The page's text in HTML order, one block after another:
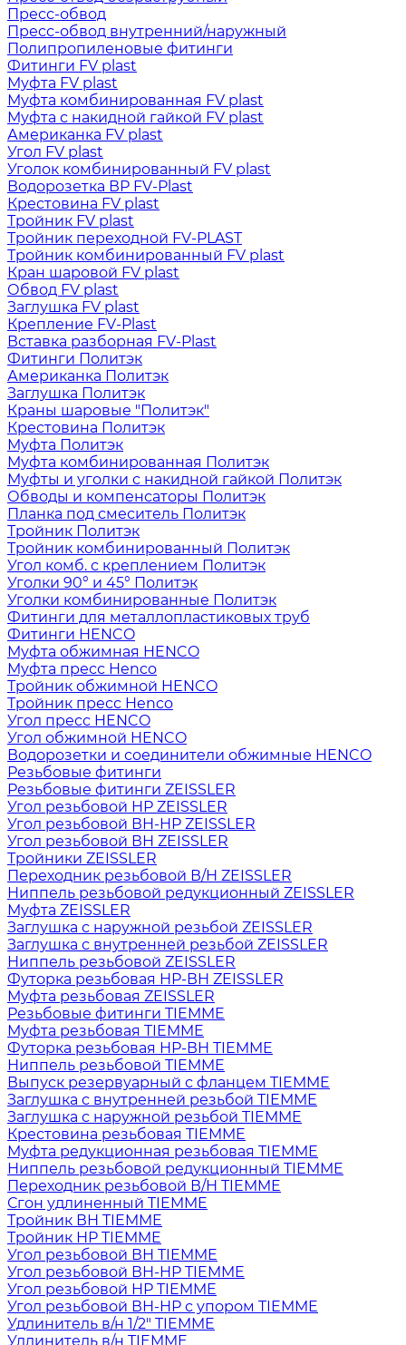
Пресс-обвод
Пресс-обвод внутренний/наружный
Полипропиленовые фитинги
Фитинги FV plast
Муфта FV plast
Муфта комбинированная FV plast
Муфта с накидной гайкой FV plast
Американка FV plast
Угол FV plast
Уголок комбинированный FV plast
Водорозетка ВР FV-Plast
Крестовина FV plast
Тройник FV plast
Тройник переходной FV-PLAST
Тройник комбинированный FV plast
Кран шаровой FV plast
Обвод FV plast
Заглушка FV plast
Крепление FV-Plast
Вставка разборная FV-Plast
Фитинги Политэк
Американка Политэк
Заглушка Политэк
Краны шаровые "Политэк"
Крестовина Политэк
Муфта Политэк
Муфта комбинированная Политэк
Муфты и уголки с накидной гайкой Политэк
Обводы и компенсаторы Политэк
Планка под смеситель Политэк
Тройник Политэк
Тройник комбинированный Политэк
Угол комб. с креплением Политэк
Уголки 90° и 45° Политэк
Уголки комбинированные Политэк
Фитинги для металлопластиковых труб
Фитинги HENCO
Муфта обжимная HENCO
Муфта пресс Henco
Тройник обжимной HENCO
Тройник пресс Henco
Угол пресс HENCO
Угол обжимной HENCO
Водорозетки и соединители обжимные HENCO
Резьбовые фитинги
Резьбовые фитинги ZEISSLER
Угол резьбовой НР ZEISSLER
Угол резьбовой ВН-НР ZEISSLER
Угол резьбовой ВН ZEISSLER
Тройники ZEISSLER
Переходник резьбовой В/Н ZEISSLER
Ниппель резьбовой редукционный ZEISSLER
Муфта ZEISSLER
Заглушка с наружной резьбой ZEISSLER
Заглушка с внутренней резьбой ZEISSLER
Ниппель резьбовой ZEISSLER
Футорка резьбовая НР-ВН ZEISSLER
Муфта резьбовая ZEISSLER
Резьбовые фитинги TIEMME
Муфта резьбовая TIEMME
Футорка резьбовая НР-ВН TIEMME
Ниппель резьбовой TIEMME
Выпуск резервуарный с фланцем TIEMME
Заглушка с внутренней резьбой TIEMME
Заглушка с наружной резьбой TIEMME
Крестовина резьбовая TIEMME
Муфта редукционная резьбовая TIEMME
Ниппель резьбовой редукционный TIEMME
Переходник резьбовой В/Н TIEMME
Сгон удлиненный TIEMME
Тройник ВН TIEMME
Тройник НР TIEMME
Угол резьбовой ВН TIEMME
Угол резьбовой ВН-НР TIEMME
Угол резьбовой НР TIEMME
Угол резьбовой ВН-НР с упором TIEMME
Удлинитель в/н 1/2" TIEMME
Удлинитель в/н TIEMME